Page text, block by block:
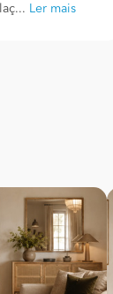
Ler mais